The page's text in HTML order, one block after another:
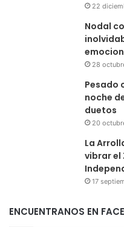
22
Nodal
28
Pesado
noche
duetos
20
La
vibrar el
17
ENCUENTRANOS EN